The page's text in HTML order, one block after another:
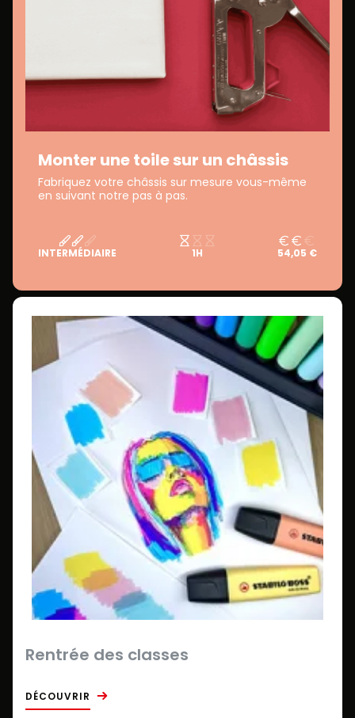
Monter une toile sur un châssis
Fabriquez votre châssis sur mesure vous-même
en suivant notre pas à pas.
INTERMÉDIAIRE 1H 54,05 €
Rentrée des classes
DÉCOUVRIR